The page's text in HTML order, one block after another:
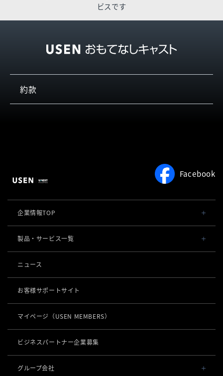
ビスです
約款
Facebook
企業情報TOP
会社概要・役員一覧
社長メッセージ
事業所一覧
店舗DX
製品・サービス一覧
POSレジ 他
USENセルフレジ
USENレジTAB STORE
オーダーシステム
USEN ハンディ
USEN Mobile Order
USEN Tablet Order
キャッシュレス決済
USEN PAY
USEN PAY ENTRY
ロボティクス
KettyBot Pro（配膳）
導入事例
ニュース
お客様サポートサイト
マイページ （USEN MEMBERS）
ビジネスパートナー企業募集
グループ会社